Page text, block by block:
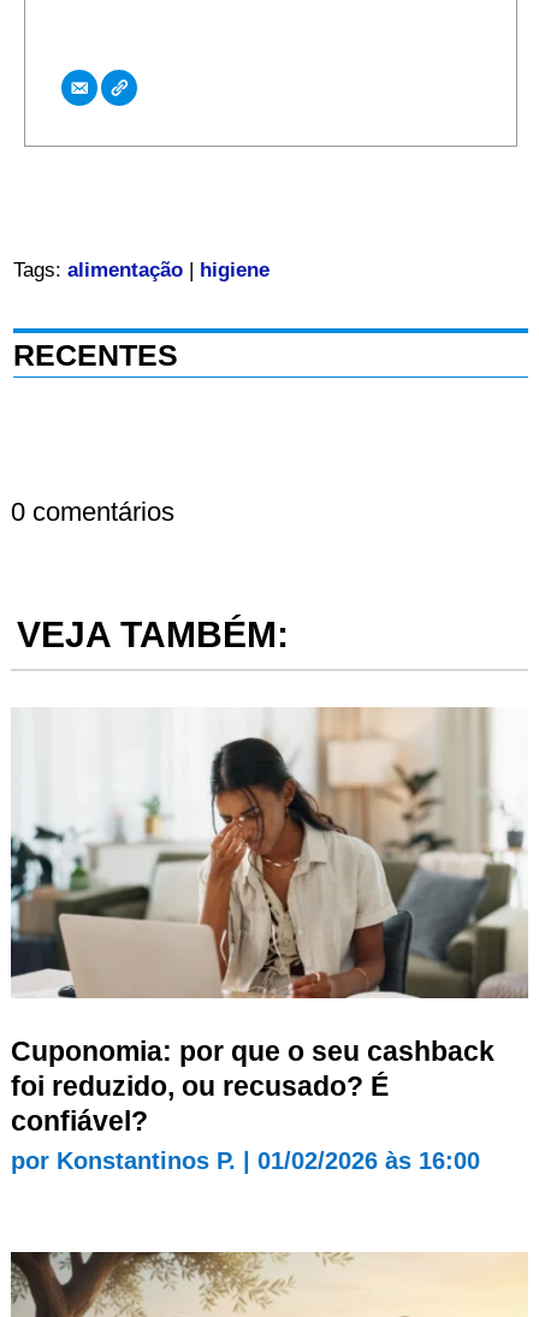
Tags: alimentação| higiene
RECENTES
0 comentários
VEJA TAMBÉM:
Cuponomia: por que o seu cashback
foi reduzido, ou recusado? É
confiável?
por Konstantinos P. 01/02/2026 às 16:00